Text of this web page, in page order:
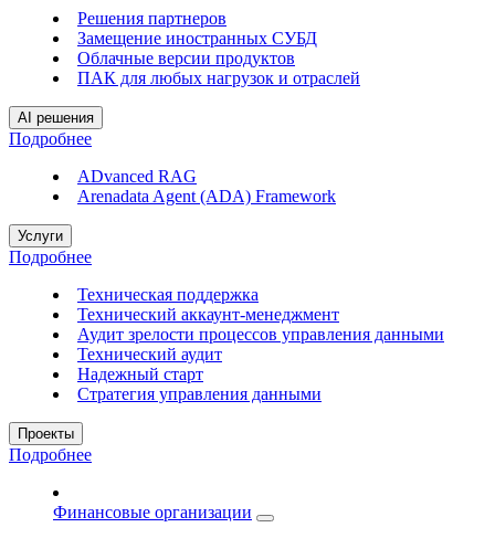
Решения партнеров
Замещение иностранных СУБД
Облачные версии продуктов
ПАК для любых нагрузок и отраслей
AI решения
Подробнее
ADvanced RAG
Arenadata Agent (ADA) Framework
Услуги
Подробнее
Техническая поддержка
Технический аккаунт-менеджмент
Аудит зрелости процессов управления данными
Технический аудит
Надежный старт
Стратегия управления данными
Проекты
Подробнее
Финансовые организации